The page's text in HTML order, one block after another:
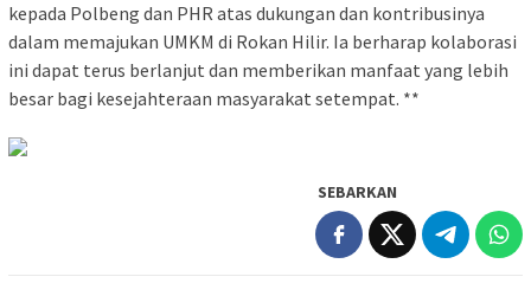
kepada Polbeng dan PHR atas dukungan dan kontribusinya
dalam memajukan UMKM di Rokan Hilir. Ia berharap kolaborasi
ini dapat terus berlanjut dan memberikan manfaat yang lebih
besar bagi kesejahteraan masyarakat setempat. **
SEBARKAN